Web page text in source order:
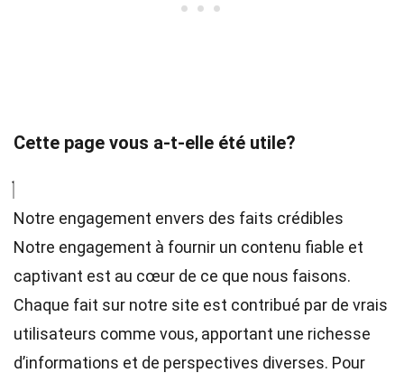
Cette page vous a-t-elle été utile?
Notre engagement envers des faits crédibles
Notre engagement à fournir un contenu fiable et
captivant est au cœur de ce que nous faisons.
Chaque fait sur notre site est contribué par de vrais
utilisateurs comme vous, apportant une richesse
d’informations et de perspectives diverses. Pour